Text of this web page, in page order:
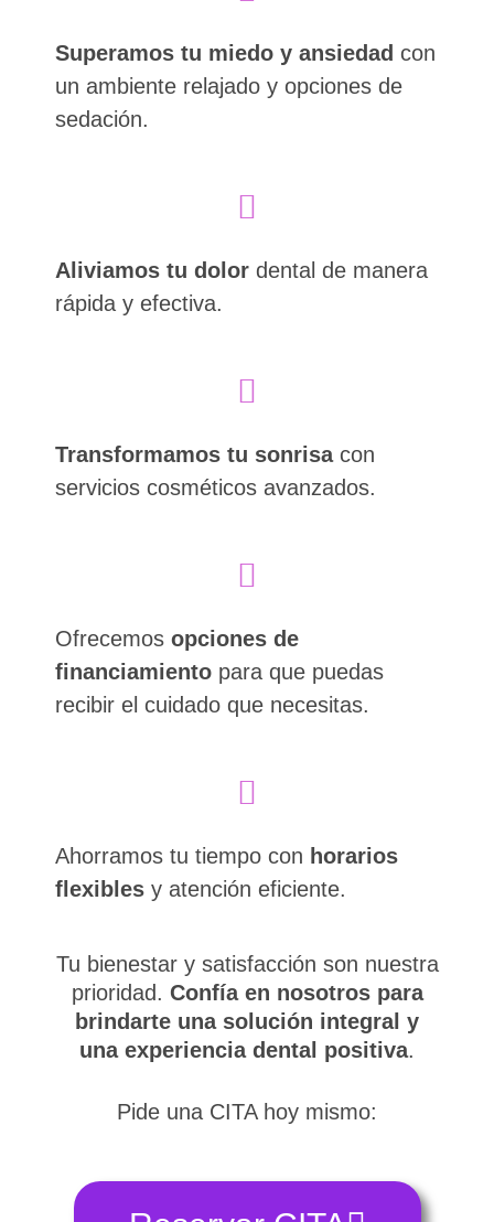
Superamos tu miedo y ansiedad con
un ambiente relajado y opciones de
sedación.
Aliviamos tu dolor dental de manera
rápida y efectiva.
Transformamos tu sonrisacon
servicios cosméticos avanzados.
Ofrecemos opciones de
financiamiento para que puedas
recibir el cuidado que necesitas.
Ahorramos tu tiempo con horarios
flexibles y atención eficiente.
Tu bienestar y satisfacción son nuestra
prioridad. Confía en nosotros para
brindarte una solución integral y
una experiencia dental positiva.
Pide una CITA hoy mismo: